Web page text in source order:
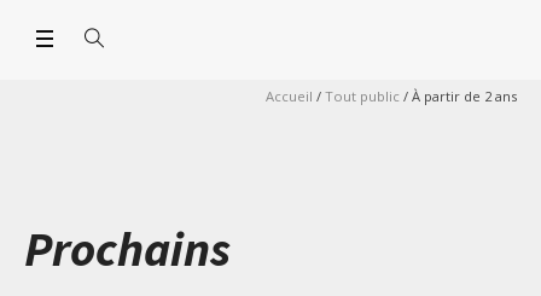
Accueil / Tout public / À partir de 2 ans
Prochains